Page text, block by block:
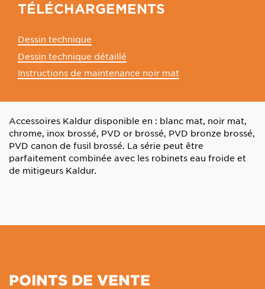
TÉLÉCHARGEMENTS
Dessin technique
Dessin technique détaillé
Instructions de maintenance noir mat
Accessoires Kaldur disponible en : blanc mat, noir mat,
chrome, inox brossé, PVD or brossé, PVD bronze brossé,
PVD canon de fusil brossé. La série peut être
parfaitement combinée avec les robinets eau froide et
de mitigeurs Kaldur.
POINTS DE VENTE